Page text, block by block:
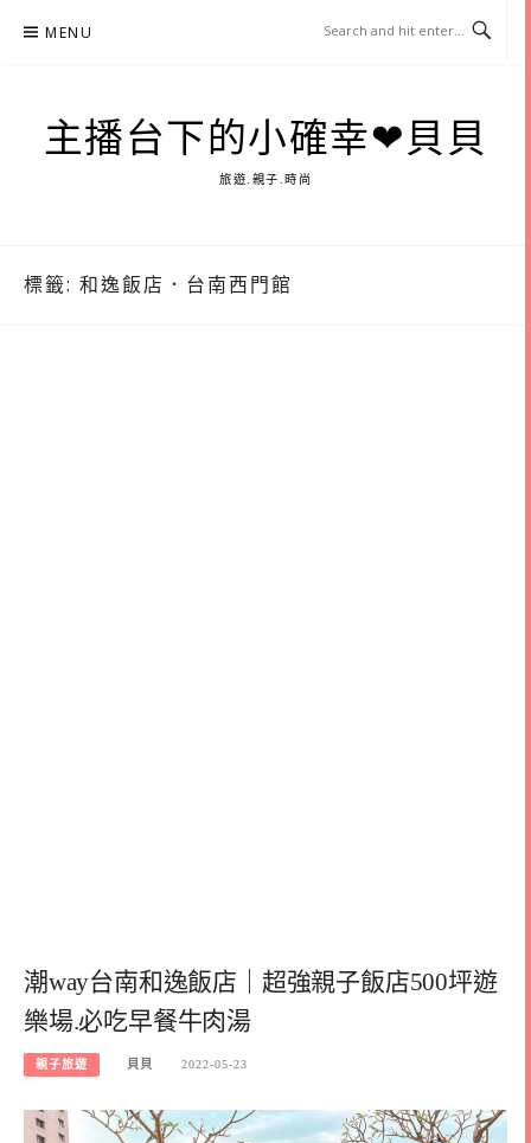
MENU
主播台下的小確幸❤貝貝
旅遊.親子.時尚
標籤: 和逸飯店．台南西門館
潮way台南和逸飯店｜超強親子飯店500坪遊
樂場.必吃早餐牛肉湯
親子旅遊 貝貝 2022-05-23